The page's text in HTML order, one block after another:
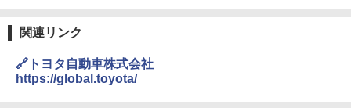
関連リンク
🔗トヨタ自動車株式会社
https://global.toyota/